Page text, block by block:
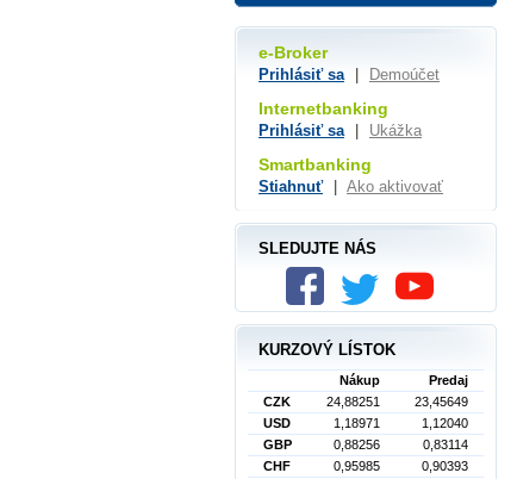
e-Broker
Prihlásiť sa Demoúčet
Internetbanking
Prihlásiť sa Ukážka
Smartbanking
Stiahnuť Ako aktivovať
SLEDUJTE NÁS
KURZOVÝ LÍSTOK
Nákup
Predaj
CZK
24,88251
23,45649
USD
1,18971
1,12040
GBP
0,88256
0,83114
CHF
0,95985
0,90393